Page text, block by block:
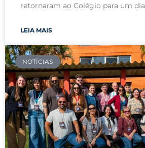
retornaram ao Colégio para um dia
LEIA MAIS
NOTÍCIAS